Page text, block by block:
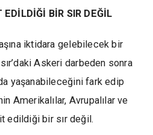
EDİLDİĞİ BİR SIR DEĞİL
iktidara gelebilecek bir
Askeri darbeden sonra
da yaşanabileceğini fark edip
Amerikalılar, Avrupalılar ve
edildiği bir sır değil.